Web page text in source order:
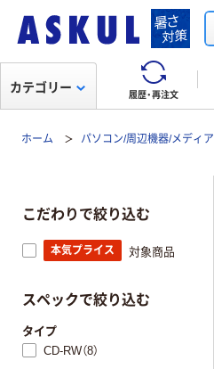
履歴・再注文
カテゴリー
ホーム パソコン/周辺機器/メディア
こだわりで絞り込む
本気プライス 対象商品
スペックで絞り込む
タイプ
CD-RW（8）